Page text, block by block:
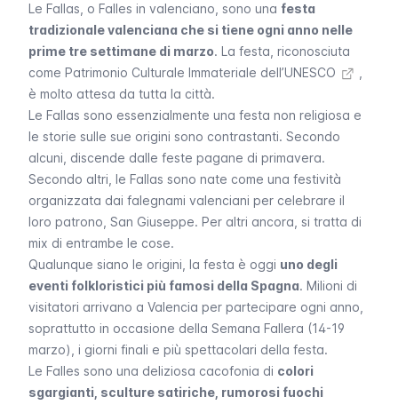
Le Fallas , o Falles in valenciano, sono una festa
tradizionale valenciana che si tiene ogni anno nelle
prime tre settimane di marzo. La festa, riconosciuta
come Patrimonio Culturale Immateriale dell’UNESCO
è molto attesa da tutta la città.
Le Fallas sono essenzialmente una festa non religiosa e
le storie sulle sue origini sono contrastanti. Secondo
alcuni, discende dalle feste pagane di primavera.
Secondo altri, le Fallas sono nate come una festività
organizzata dai falegnami valenciani per celebrare il
loro patrono, San Giuseppe. Per altri ancora, si tratta di
mix di entrambe le cose.
Qualunque siano le origini, la festa è oggi uno degli
eventi folkloristici più famosi della Spagna. Milioni di
visitatori arrivano a Valencia per partecipare ogni anno,
soprattutto in occasione della Semana Fallera (14-19
marzo), i giorni finali e più spettacolari della festa.
Le Falles sono una deliziosa cacofonia di colori
sgargianti, sculture satiriche, rumorosi fuochi